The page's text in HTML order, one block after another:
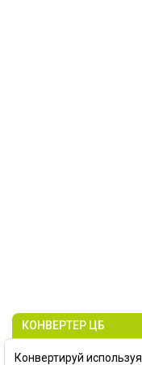
КОНВЕРТЕР ЦБ
Конвертируй используя